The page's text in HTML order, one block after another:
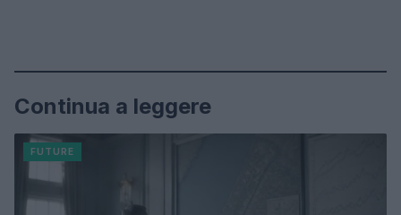
Continua a leggere
FUTURE